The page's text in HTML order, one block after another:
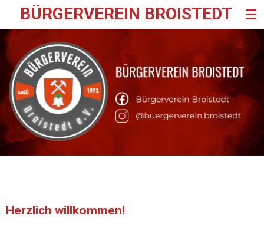
Zum
springen
BÜRGERVEREIN BROISTEDT
Herzlich willkommen!